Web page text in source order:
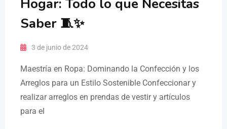
Hogar: Todo lo que Necesitas
Saber 🧵✨
3 de junio de 2024
Maestría en Ropa: Dominando la Confección y los
Arreglos para un Estilo Sostenible Confeccionar y
realizar arreglos en prendas de vestir y artículos
para el